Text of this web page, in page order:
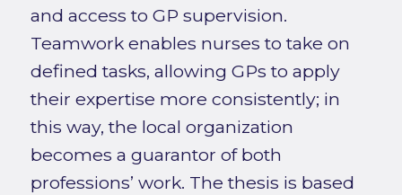
and access to GP supervision.
Teamwork enables nurses to take on
defined tasks, allowing GPs to apply
their expertise more consistently; in
this way, the local organization
becomes a guarantor of both
professions’ work. The thesis is based